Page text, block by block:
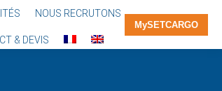
NOUS RECRUTONS
& DEVIS
MySETCARGO